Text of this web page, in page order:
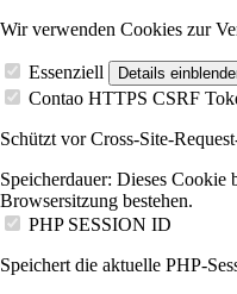
Wir verwenden Cookies zur
Essenziell Details
Contao HTTPS CSRF
Schützt vor Cross-Site-
Speicherdauer: Dieses Cookie
Browsersitzung bestehen.
PHP SESSION ID
Speichert die aktuelle PHP-